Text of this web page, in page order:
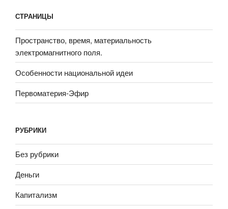
СТРАНИЦЫ
Пространство, время, материальность
электромагнитного поля.
Особенности национальной идеи
Первоматерия-Эфир
РУБРИКИ
Без рубрики
Деньги
Капитализм